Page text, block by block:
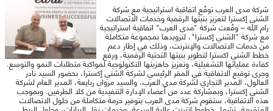
شركة مدى العرب توقّع اتفاقية استراتيجية مع شركة
الشني إكسترا لتعزيز بنيتها الرقمية وخدمات الاتصالات
رام الله – وقّعت شركة "مدى العرب" اتفاقية استراتيجية
مع شركة "الشني إكسترا"، لتزويدها بمجموعة متكاملة
من خدمات الاتصالات والإنترنت، وذلك في إطار دعم
خطط الشني اكسترا لتطوير بنيتها التحتية الرقمية، ورفع
كفاءة عملياتها التشغيلية، وتعزيز جاهزيتها التكنولوجية لمواكبة متطلبات النمو والتوسع.
وجرى توقيع الاتفاقية في المقر الرئيسي لشركة الشني إكسترا، بحضور السيد نادر
العالول، المدير التجاري لشركة مدى العرب، والسيد مروان ربايعة، المدير العام لشركة
الشني إكسترا، وبمشاركة عدد من أعضاء الإدارة التنفيذية من كلا الطرفين. وبموجب
هذه الاتفاقية، ستقوم شركة مدى العرب بتوفير حزمة متكاملة من حلول الاتصالات